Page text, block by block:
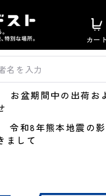
カート
盆期間中の出荷お
和8年熊本地震の影
まして